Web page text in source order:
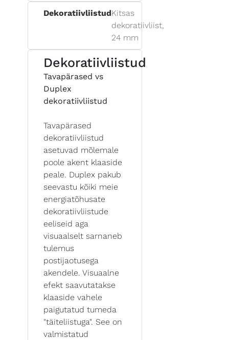
DekoratiivliistudKitsas
dekoratiivliist,
24 mm
Dekoratiivliistud
Tavapärased vs
Duplex
dekoratiivliistud
Tavapärased
dekoratiivliistud
asetuvad mõlemale
poole akent klaaside
peale. Duplex pakub
seevastu kõiki meie
energiatõhusate
dekoratiivliistude
eeliseid aga
visuaalselt sarnaneb
tulemus
postijaotusega
akendele. Visuaalne
efekt saavutatakse
klaaside vahele
paigutatud tumeda
"täiteliistuga". See on
valmistatud